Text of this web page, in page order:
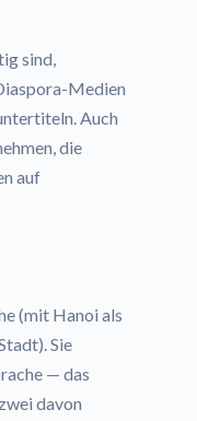
sind,
Medien
Auch
die
auf
(mit Hanoi als
Sie
— das
davon